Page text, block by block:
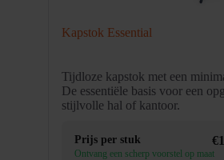
Kapstok Essential
Tijdloze kapstok met een
De essentiële basis voor een
stijlvolle hal of kantoor.
Prijs per stuk €
Ontvang een scherp voorstel op maat